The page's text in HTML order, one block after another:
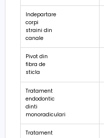
Indepartare
corpi
straini din
canale
Pivot din
fibra de
sticla
Tratament
endodontic
dinti
monoradiculari
Tratament